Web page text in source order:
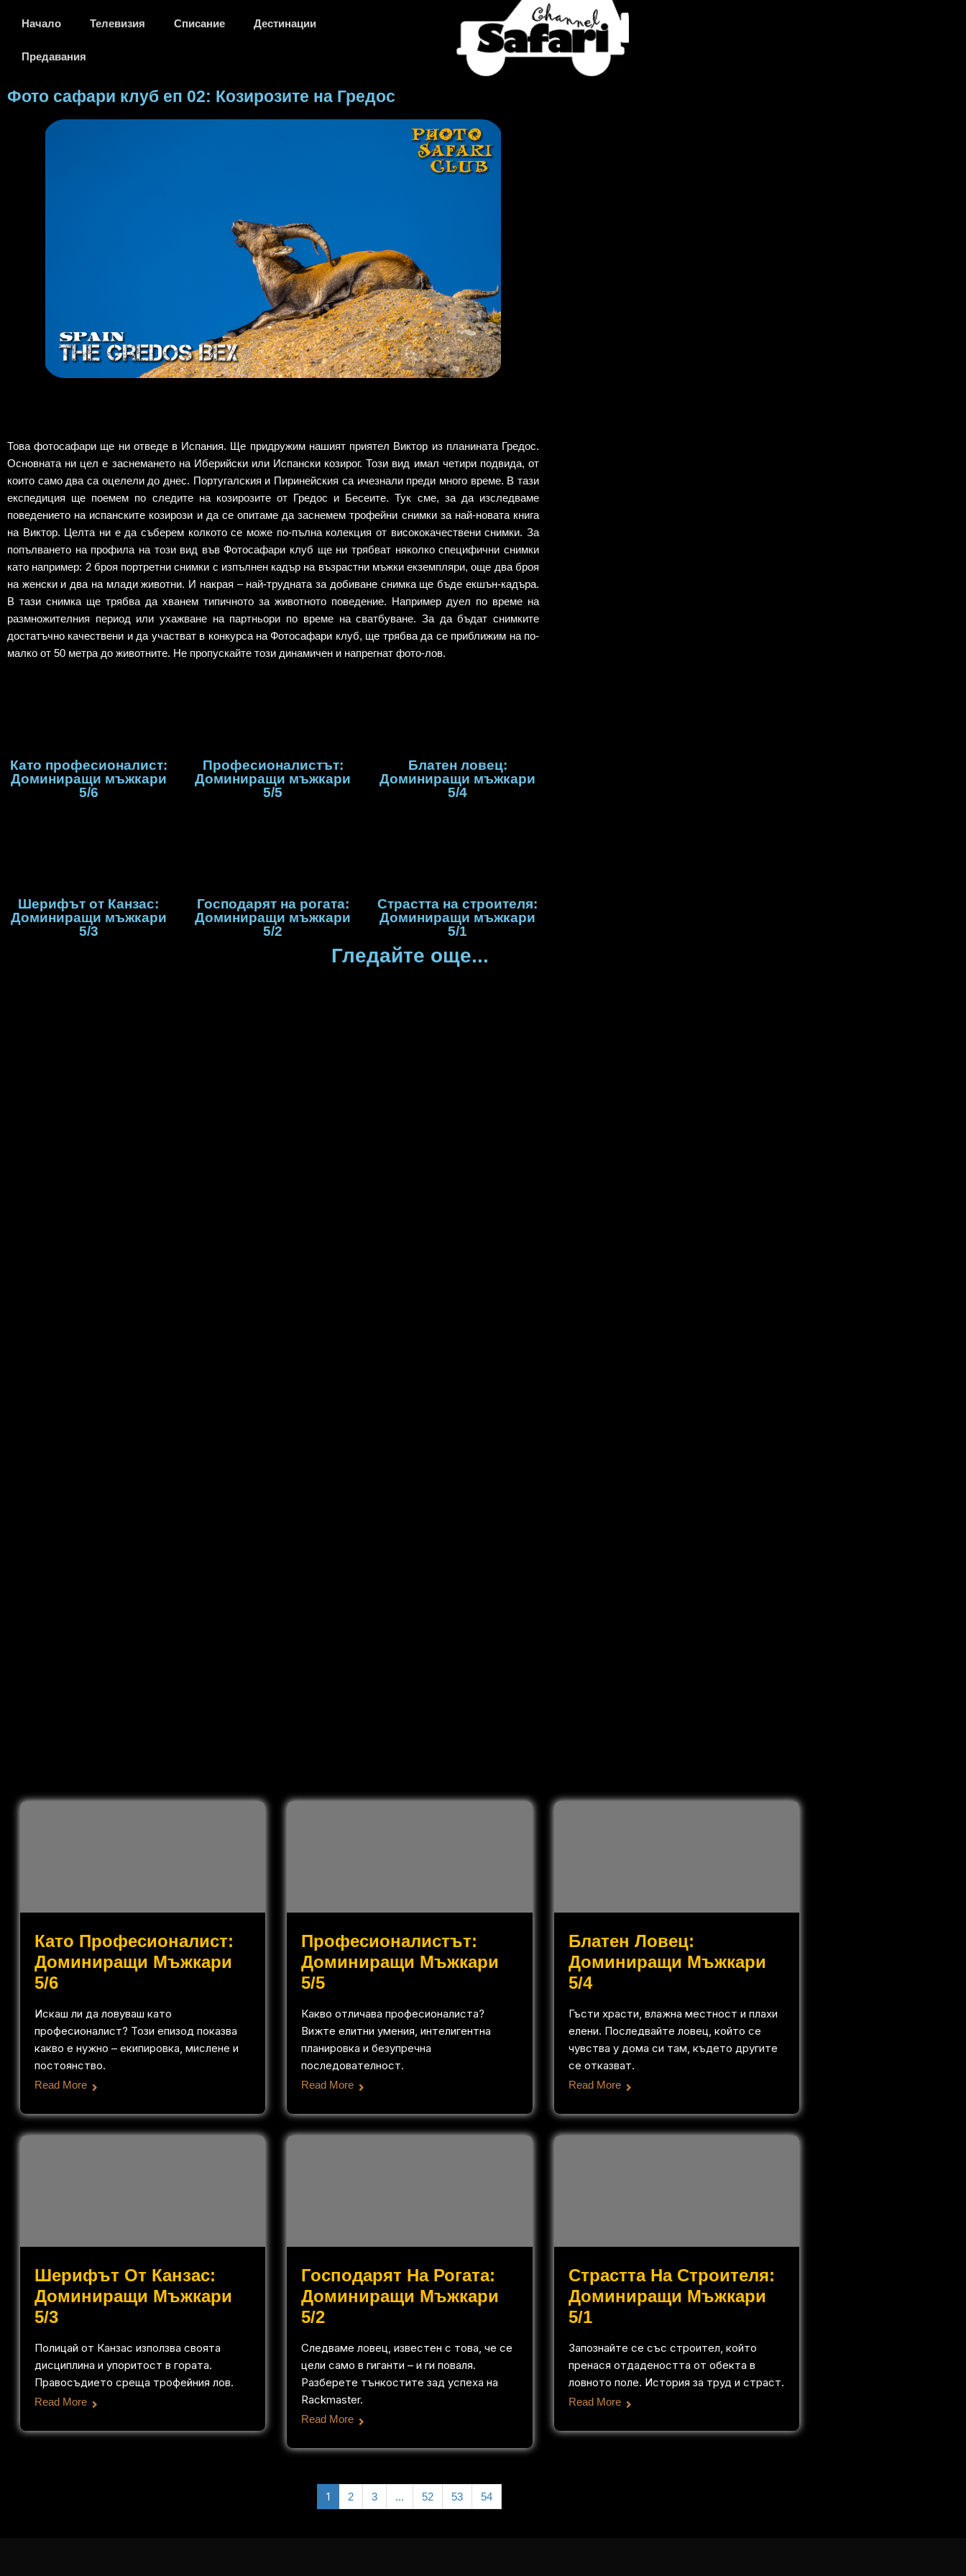
Начало Телевизия Списание Дестинации
Предавания
Фото сафари клуб еп 02: Козирозите на Гредос
Това фотосафари ще ни отведе в Испания. Ще придружим нашият приятел Виктор из планината Гредос.
Основната ни цел е заснемането на Иберийски или Испански козирог. Този вид имал четири подвида, от
които само два са оцелели до днес. Португалския и Пиринейския са ичезнали преди много време. В тази
експедиция ще поемем по следите на козирозите от Гредос и Бесеите. Тук сме, за да изследваме
поведението на испанските козирози и да се опитаме да заснемем трофейни снимки за най-новата книга
на Виктор. Целта ни е да съберем колкото се може по-пълна колекция от висококачествени снимки. За
попълването на профила на този вид във Фотосафари клуб ще ни трябват няколко специфични снимки
като например: 2 броя портретни снимки с изпълнен кадър на възрастни мъжки екземпляри, още два броя
на женски и два на млади животни. И накрая – най-трудната за добиване снимка ще бъде екшън-кадъра.
В тази снимка ще трябва да хванем типичното за животното поведение. Например дуел по време на
размножителния период или ухажване на партньори по време на сватбуване. За да бъдат снимките
достатъчно качествени и да участват в конкурса на Фотосафари клуб, ще трябва да се приближим на по-
малко от 50 метра до животните. Не пропускайте този динамичен и напрегнат фото-лов.
Като професионалист:
Доминиращи мъжкари
5/6
Професионалистът:
Доминиращи мъжкари
5/5
Блатен ловец:
Доминиращи мъжкари
5/4
Шерифът от Канзас:
Доминиращи мъжкари
5/3
Господарят на рогата:
Доминиращи мъжкари
5/2
Страстта на строителя:
Доминиращи мъжкари
5/1
Гледайте още...
Като Професионалист:
Доминиращи Мъжкари
5/6
Искаш ли да ловуваш като
професионалист? Този епизод показва
какво е нужно – екипировка, мислене и
постоянство.
Read More
Професионалистът:
Доминиращи Мъжкари
5/5
Какво отличава професионалиста?
Вижте елитни умения, интелигентна
планировка и безупречна
последователност.
Read More
Блатен Ловец:
Доминиращи Мъжкари
5/4
Гъсти храсти, влажна местност и плахи
елени. Последвайте ловец, който се
чувства у дома си там, където другите
се отказват.
Read More
Шерифът От Канзас:
Доминиращи Мъжкари
5/3
Полицай от Канзас използва своята
дисциплина и упоритост в гората.
Правосъдието среща трофейния лов.
Read More
Господарят На Рогата:
Доминиращи Мъжкари
5/2
Следваме ловец, известен с това, че се
цели само в гиганти – и ги поваля.
Разберете тънкостите зад успеха на
Rackmaster.
Read More
Страстта На Строителя:
Доминиращи Мъжкари
5/1
Запознайте се със строител, който
пренася отдадеността от обекта в
ловното поле. История за труд и страст.
Read More
1 2 3 … 52 53 54